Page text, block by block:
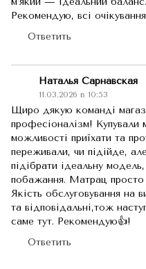
Рекомендую, всі
Ответить
Наталья Сарнавская
11.03.2026 в 10:53
Щиро дякую команді
професіоналізм! Купували
можливості приїхати та
переживали, чи підійде,
підібрати ідеальну
побажання. Матрац
Якість обслуговування на
та відповідальні,тож
саме тут. Рекомендую👍!
Ответить